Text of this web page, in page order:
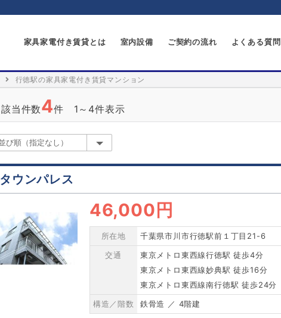
家具家電付き賃貸とは 室内設備 ご契約の流れ よくある質問
行徳駅の家具家電付き賃貸マンション
該当件数4件 1～4件表示
タウンパレス
46,000円
所在地
千葉県市川市行徳駅前１丁目21-6
交通
東京メトロ東西線行徳駅 徒歩4分
東京メトロ東西線妙典駅 徒歩16分
東京メトロ東西線南行徳駅 徒歩24分
構造／階数
鉄骨造 ／ 4階建